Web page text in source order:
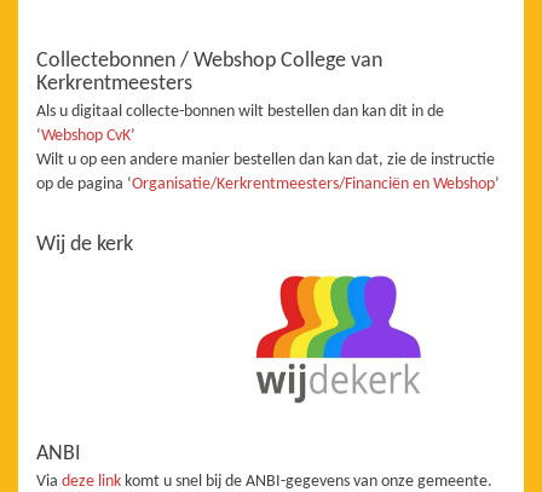
Collectebonnen / Webshop College van
Kerkrentmeesters
Als u digitaal collecte-bonnen wilt bestellen dan kan dit in de
‘Webshop CvK’
Wilt u op een andere manier bestellen dan kan dat, zie de instructie
op de pagina ‘Organisatie/Kerkrentmeesters/Financiën en Webshop’
Wij de kerk
ANBI
Via deze link komt u snel bij de ANBI-gegevens van onze gemeente.